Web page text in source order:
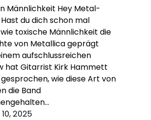
Männlichkeit Hey Metal-
Hast du dich schon mal
toxische Männlichkeit die
von Metallica geprägt
aufschlussreichen
hat Gitarrist Kirk Hammett
wie diese Art von
die Band
2025